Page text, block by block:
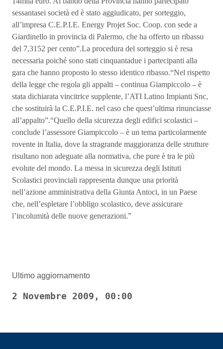
sessantasei società ed è stato aggiudicato, per sorteggio,
all’impresa C.E.P.I.E. Energy Projet Soc. Coop. con sede a
Giardinello in provincia di Palermo, che ha offerto un ribasso
del 7,3152 per cento”.La procedura del sorteggio si è resa
necessaria poiché sono stati cinquantadue i partecipanti alla
gara che hanno proposto lo stesso identico ribasso.“Nel rispetto
della legge che regola gli appalti – continua Giampiccolo – è
stata dichiarata vincitrice supplente, l’ATI Latino Impianti Snc,
che sostituirà la C.E.P.I.E. nel caso che quest’ultima rinunciasse
all’appalto”.“Quello della sicurezza degli edifici scolastici –
conclude l’assessore Giampiccolo – è un tema particolarmente
rovente in Italia, dove la stragrande maggioranza delle strutture
risultano non adeguate alla normativa, che pure è tra le più
evolute del mondo. La messa in sicurezza degli Istituti
Scolastici provinciali rappresenta dunque una priorità
nell’azione amministrativa della Giunta Antoci, in un Paese
che, nell’espletare l’obbligo scolastico, deve assicurare
l’incolumità delle nuove generazioni.”
Ultimo aggiornamento
2 Novembre 2009, 00:00